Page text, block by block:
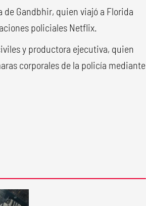
de Gandbhir, quien viajó a Florida
policiales Netflix.
y productora ejecutiva, quien
corporales de la policía mediante